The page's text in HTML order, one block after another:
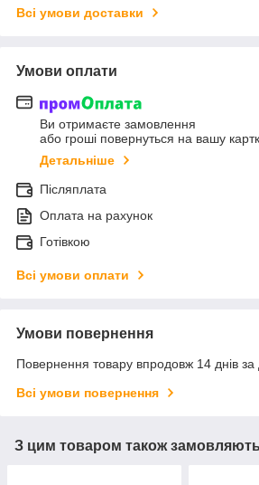
Всі умови доставки
Умови оплати
Ви отримаєте замовлення
або гроші повернуться на вашу
Детальніше
Післяплата
Оплата на рахунок
Готівкою
Всі умови оплати
Умови повернення
Повернення товару впродовж 14 днів за
Всі умови повернення
З цим товаром також замовляють